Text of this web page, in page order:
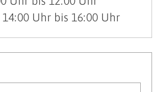
14:00 Uhr bis 16:00 Uhr